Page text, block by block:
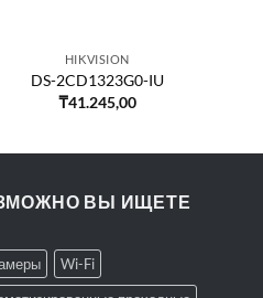
HIKVISION
DS-2CD1323G0-IU
₸41.245,00
ВЫ ИЩЕТЕ
Wi-Fi